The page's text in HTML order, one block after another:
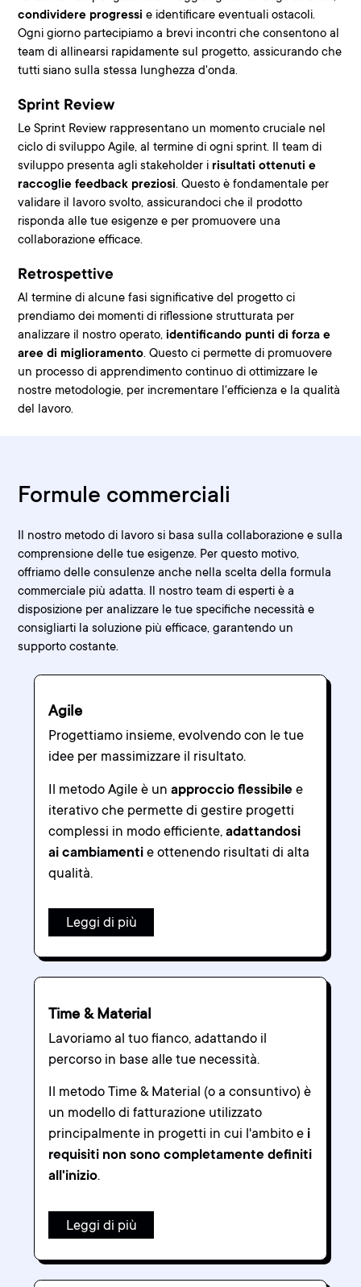
condividere progressi e identificare eventuali ostacoli.
Ogni giorno partecipiamo a brevi incontri che consentono al
team di allinearsi rapidamente sul progetto, assicurando che
tutti siano sulla stessa lunghezza d'onda.
Sprint Review
Le Sprint Review rappresentano un momento cruciale nel
ciclo di sviluppo Agile, al termine di ogni sprint. Il team di
sviluppo presenta agli stakeholder i risultati ottenuti e
raccoglie feedback preziosi. Questo è fondamentale per
validare il lavoro svolto, assicurandoci che il prodotto
risponda alle tue esigenze e per promuovere una
collaborazione efficace.
Retrospettive
Al termine di alcune fasi significative del progetto ci
prendiamo dei momenti di riflessione strutturata per
analizzare il nostro operato, identificando punti di forza e
aree di miglioramento. Questo ci permette di promuovere
un processo di apprendimento continuo di ottimizzare le
nostre metodologie, per incrementare l'efficienza e la qualità
del lavoro.
Formule commerciali
Il nostro metodo di lavoro si basa sulla collaborazione e sulla
comprensione delle tue esigenze. Per questo motivo,
offriamo delle consulenze anche nella scelta della formula
commerciale più adatta. Il nostro team di esperti è a
disposizione per analizzare le tue specifiche necessità e
consigliarti la soluzione più efficace, garantendo un
supporto costante.
Agile
Progettiamo insieme, evolvendo con le tue
idee per massimizzare il risultato.
Il metodo Agile è unapproccio flessibile e
iterativo che permette di gestire progetti
complessi in modo efficiente,adattandosi
ai cambiamenti e ottenendo risultati di alta
qualità.
Leggi di più
Time & Material
Lavoriamo al tuo fianco, adattando il
percorso in base alle tue necessità.
Il metodo Time & Material (o a consuntivo) è
un modello di fatturazione utilizzato
principalmente in progetti in cui l'ambito e i
requisiti non sono completamente definiti
all'inizio.
Leggi di più